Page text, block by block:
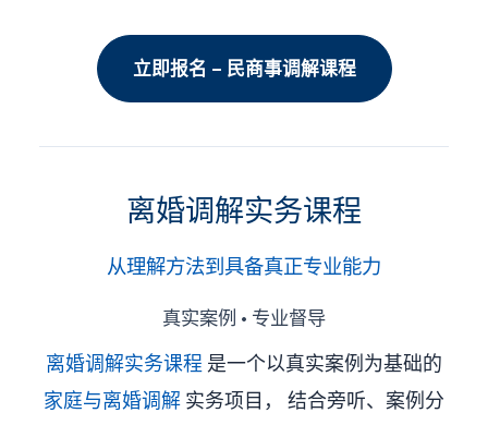
立即报名 – 民商事调解课程
离婚调解实务课程
从理解方法到具备真正专业能力
真实案例 • 专业督导
离婚调解实务课程 是一个以真实案例为基础的
家庭与离婚调解 实务项目， 结合旁听、案例分